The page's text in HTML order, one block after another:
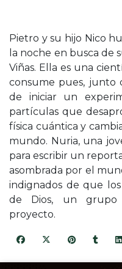
Pietro y su hijo Nico
la noche en busca de
Viñas. Ella es una
consume pues, junto
de iniciar un
partículas que
física cuántica y
mundo. Nuria, una
para escribir un
asombrada por el
indignados de que
de Dios, un grupo
proyecto.